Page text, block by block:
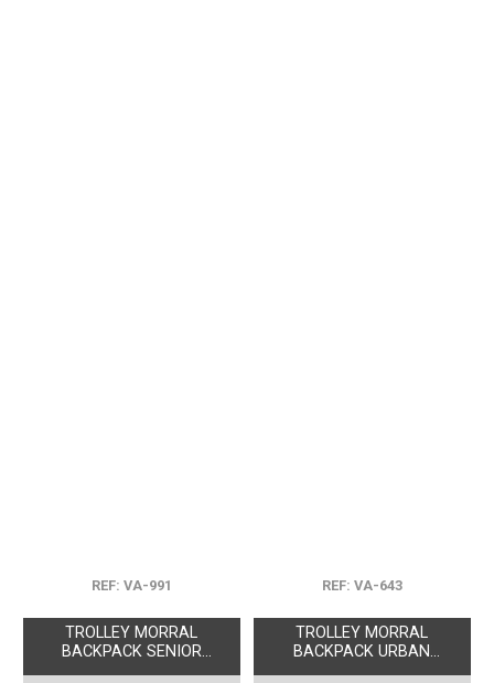
REF: VA-991
TROLLEY MORRAL
BACKPACK SENIOR
REF: VA-643
TROLLEY MORRAL
BACKPACK URBAN